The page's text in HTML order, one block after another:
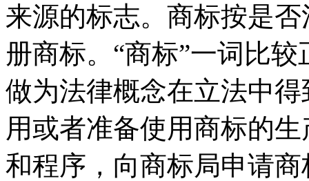
来源的标志。商标按是
册商标。“商标”一词比
做为法律概念在立法中
用或者准备使用商标的
和程序，向商标局申请